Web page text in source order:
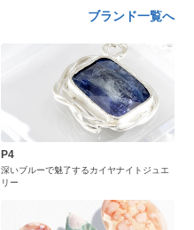
ブランド一覧へ
P4
深いブルーで魅了するカイヤナイトジュエ
リー